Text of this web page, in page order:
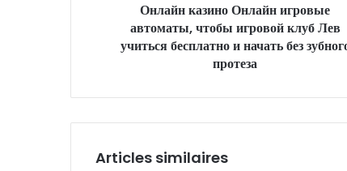
Онлайн казино Онлайн игровые
автоматы, чтобы игровой клуб Лев
учиться бесплатно и начать без
протеза
Articles similaires